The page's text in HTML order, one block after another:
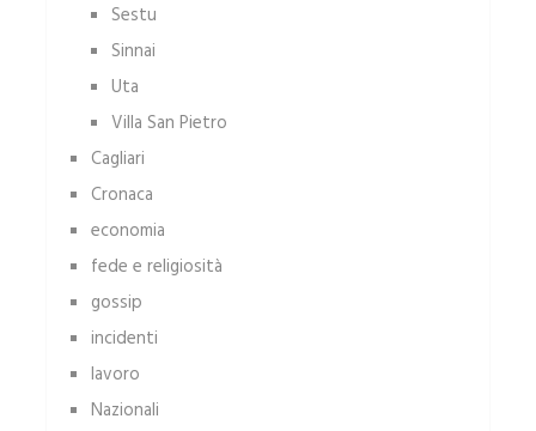
Sestu
Sinnai
Uta
Villa San Pietro
Cagliari
Cronaca
economia
fede e religiosità
gossip
incidenti
lavoro
Nazionali